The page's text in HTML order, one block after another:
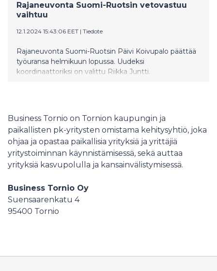
Rajaneuvonta Suomi-Ruotsin vetovastuu
vaihtuu
12.1.2024 15:43:06 EET | Tiedote
Rajaneuvonta Suomi-Ruotsin Päivi Koivupalo päättää
työuransa helmikuun lopussa. Uudeksi
koordinaattoriksi on valittu Riikka Juntti.
Business Tornio on Tornion kaupungin ja
paikallisten pk-yritysten omistama kehitysyhtiö, joka
ohjaa ja opastaa paikallisia yrityksiä ja yrittäjiä
yritystoiminnan käynnistämisessä, sekä auttaa
yrityksiä kasvupolulla ja kansainvälistymisessä.
Business Tornio Oy
Suensaarenkatu 4
95400 Tornio